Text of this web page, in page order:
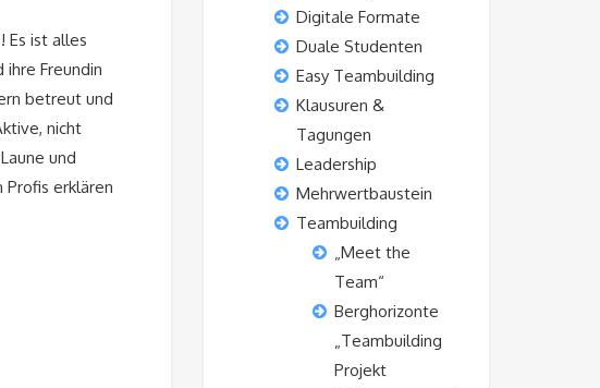
Es ist alles
Freundin
betreut und
nicht
und
Profis erklären
Digitale Formate
Duale Studenten
Easy Teambuilding
Klausuren &
Tagungen
Leadership
Mehrwertbaustein
Teambuilding
„Meet the
Team“
Berghorizonte
„Teambuilding
Projekt